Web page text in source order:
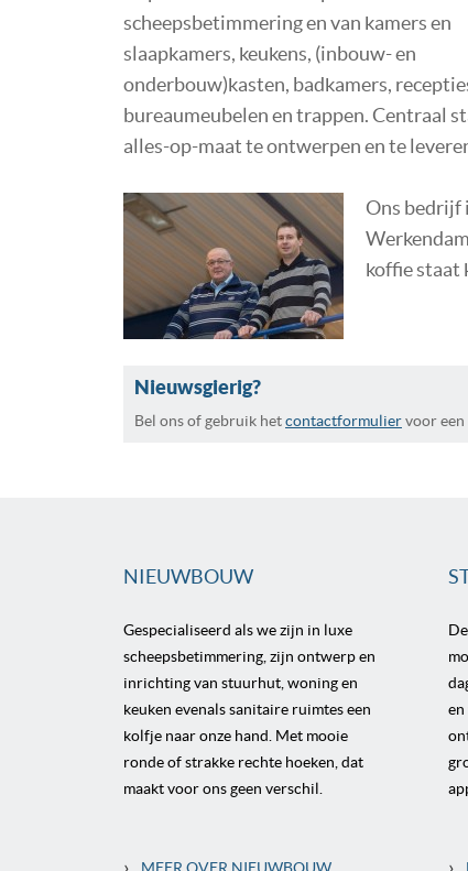
scheepsbetimmering en van kamers en
slaapkamers, keukens, (inbouw- en
onderbouw)kasten, badkamers,
bureaumeubelen en trappen. Centraal
alles-op-maat te ontwerpen en te
Ons bedrijf
koffie staat
Nieuwsgierig?
Bel ons of gebruik hetcontactformuliervoor een
NIEUWBOUW
Gespecialiseerd als we zijn in luxe
scheepsbetimmering, zijn ontwerp en
inrichting van stuurhut, woning en
keuken evenals sanitaire ruimtes een
kolfje naar onze hand. Met mooie
ronde of strakke rechte hoeken, dat
maakt voor ons geen verschil.
en